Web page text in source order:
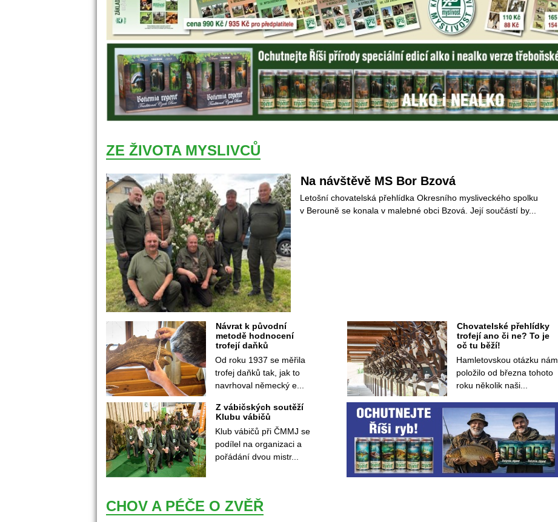
ZE ŽIVOTA MYSLIVCŮ
Na návštěvě MS Bor Bzová
Letošní chovatelská přehlídka Okresního mysliveckého spolku
v Berouně se konala v malebné obci Bzová. Její součástí by...
Návrat k původní
metodě hodnocení
trofejí daňků
Od roku 1937 se měřila
trofej daňků tak, jak to
navrhoval německý e...
Chovatelské přehlídky
trofejí ano či ne? To je
oč tu běží!
Hamletovskou otázku nám
položilo od března tohoto
roku několik naši...
Z vábičských soutěží
Klubu vábičů
Klub vábičů při ČMMJ se
podílel na organizaci a
pořádání dvou mistr...
CHOV A PÉČE O ZVĚŘ